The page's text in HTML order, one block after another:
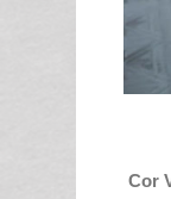
Cor